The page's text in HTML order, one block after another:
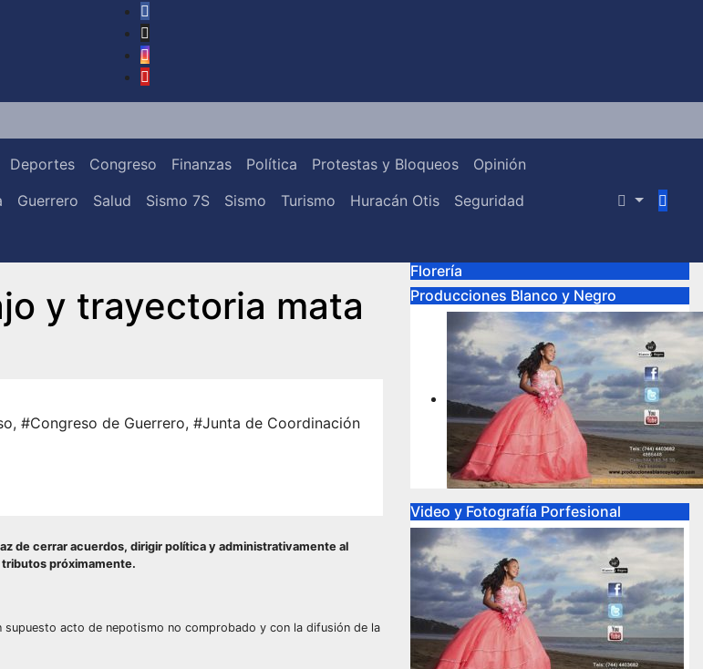
Deportes Congreso Finanzas Política Protestas y Bloqueos
Opinión
Guerrero Salud Sismo 7S Sismo Turismo Huracán Otis
Seguridad
y trayectoria mata
, #Congreso de Guerrero, #Junta de Coordinación
de cerrar acuerdos, dirigir política y administrativamente al
próximamente.
acto de nepotismo no comprobado y con la difusión de la
Florería
Producciones Blanco y Negro
Video y Fotografía Porfesional